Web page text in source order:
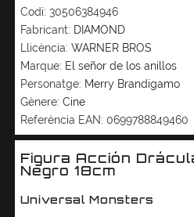
Codi: 30506384946
Fabricant: DIAMOND
Llicència: WARNER BROS
Marque: El señor de los anillos
Personatge: Merry Brandigamo
Gènere: Cine
Referència EAN: 0699788849460
Figura Acción
Negro 18cm
Universal Monsters